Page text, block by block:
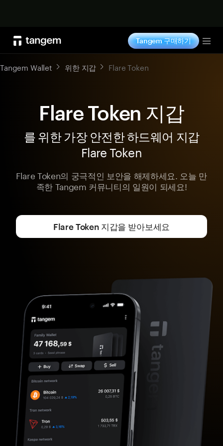
Tangem 구매하기
Tangem Wallet 위한 지갑 Flare Token
Flare Token 지갑
를 위한 가장 안전한 하드웨어 지갑
Flare Token
Flare Token의 궁극적인 보안을 해제하세요. 오늘 만
족한 Tangem 커뮤니티의 일원이 되세요!
Flare Token 지갑을 받아보세요